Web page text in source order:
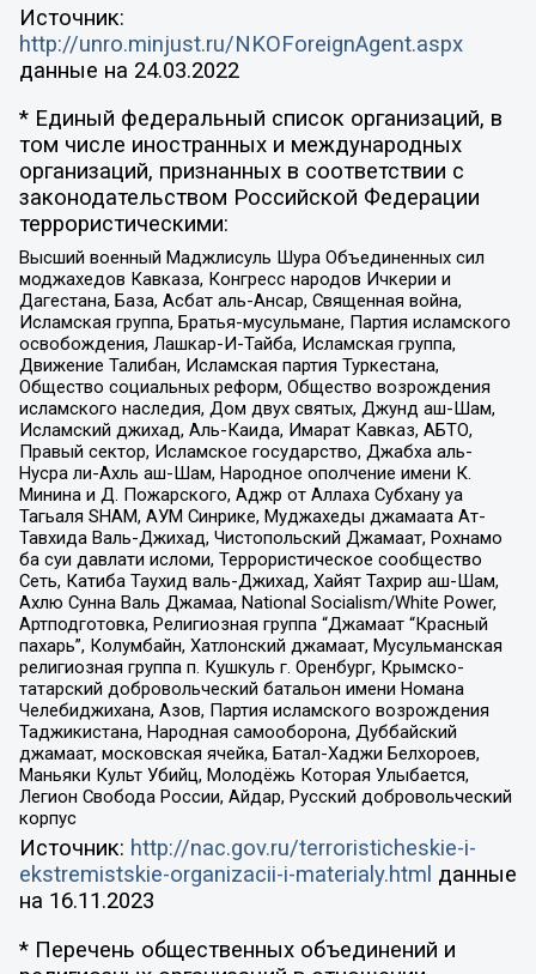
Источник:
http://unro.minjust.ru/NKOForeignAgent.aspx
данные на 24.03.2022
* Единый федеральный список организаций, в
том числе иностранных и международных
организаций, признанных в соответствии с
законодательством Российской Федерации
террористическими:
Высший военный Маджлисуль Шура Объединенных сил
моджахедов Кавказа, Конгресс народов Ичкерии и
Дагестана, База, Асбат аль-Ансар, Священная война,
Исламская группа, Братья-мусульмане, Партия исламского
освобождения, Лашкар-И-Тайба, Исламская группа,
Движение Талибан, Исламская партия Туркестана,
Общество социальных реформ, Общество возрождения
исламского наследия, Дом двух святых, Джунд аш-Шам,
Исламский джихад, Аль-Каида, Имарат Кавказ, АБТО,
Правый сектор, Исламское государство, Джабха аль-
Нусра ли-Ахль аш-Шам, Народное ополчение имени К.
Минина и Д. Пожарского, Аджр от Аллаха Субхану уа
Тагьаля SHAM, АУМ Синрике, Муджахеды джамаата Ат-
Тавхида Валь-Джихад, Чистопольский Джамаат, Рохнамо
ба суи давлати исломи, Террористическое сообщество
Сеть, Катиба Таухид валь-Джихад, Хайят Тахрир аш-Шам,
Ахлю Сунна Валь Джамаа, National Socialism/White Power,
Артподготовка, Религиозная группа “Джамаат “Красный
пахарь”, Колумбайн, Хатлонский джамаат, Мусульманская
религиозная группа п. Кушкуль г. Оренбург, Крымско-
татарский добровольческий батальон имени Номана
Челебиджихана, Азов, Партия исламского возрождения
Таджикистана, Народная самооборона, Дуббайский
джамаат, московская ячейка, Батал-Хаджи Белхороев,
Маньяки Культ Убийц, Молодёжь Которая Улыбается,
Легион Свобода России, Айдар, Русский добровольческий
корпус
Источник: http://nac.gov.ru/terroristicheskie-i-
ekstremistskie-organizacii-i-materialy.html данные
на 16.11.2023
* Перечень общественных объединений и